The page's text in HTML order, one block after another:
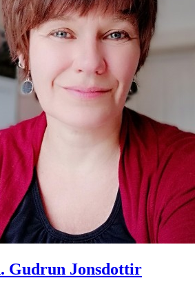
Gudrun Jonsdottir